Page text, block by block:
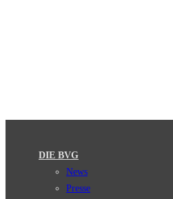
DIE BVG
News
Presse